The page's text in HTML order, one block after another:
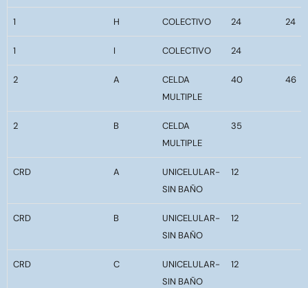
1 H COLECTIVO 24 24
1 I COLECTIVO 24
2 A
CELDA
MULTIPLE
40 46
2 B
CELDA
MULTIPLE
35
CRD A
UNICELULAR-
SIN BAÑO
12
CRD B
UNICELULAR-
SIN BAÑO
12
CRD C
UNICELULAR-
SIN BAÑO
12